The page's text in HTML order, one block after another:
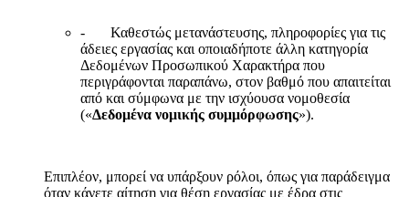
- Καθεστώς μετανάστευσης, πληροφορίες για τις
άδειες εργασίας και οποιαδήποτε άλλη κατηγορία
Δεδομένων Προσωπικού Χαρακτήρα που
περιγράφονται παραπάνω, στον βαθμό που απαιτείται
από και σύμφωνα με την ισχύουσα νομοθεσία
(«Δεδομένα νομικής συμμόρφωσης»).
Επιπλέον, μπορεί να υπάρξουν ρόλοι, όπως για παράδειγμα
όταν κάνετε αίτηση για θέση εργασίας με έδρα στις